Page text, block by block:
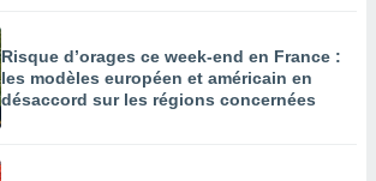
Risque d’orages ce week-end en France :
les modèles européen et américain en
désaccord sur les régions concernées